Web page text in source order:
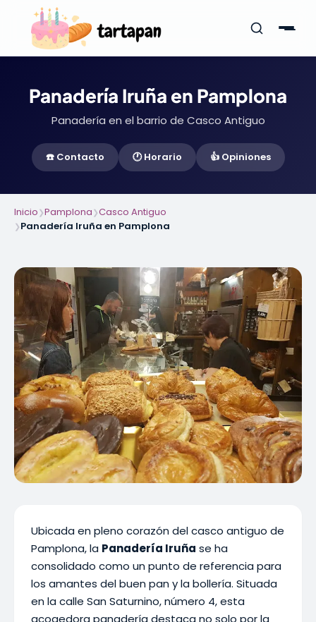
Panadería Iruña en Pamplona
Panadería en el barrio de Casco Antiguo
☎️ Contacto 🕐 Horario 👍 Opiniones
Inicio❯Pamplona❯Casco Antiguo
❯Panadería Iruña en Pamplona
Ubicada en pleno corazón del casco antiguo de
Pamplona, la Panadería Iruña se ha
consolidado como un punto de referencia para
los amantes del buen pan y la bollería. Situada
en la calle San Saturnino, número 4, esta
acogedora panadería destaca no solo por la